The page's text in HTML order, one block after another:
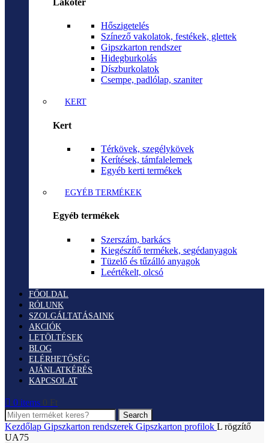
Lakótér
Hőszigetelés
Színező vakolatok, festékek, glettek
Gipszkarton rendszer
Hidegburkolás
Díszburkolatok
Csempe, padlólap, szaniter
KERT
Kert
Térkövek, szegélykövek
Kerítések, támfalelemek
Egyéb kerti termékek
EGYÉB TERMÉKEK
Egyéb termékek
Szerszám, barkács
Kiegészítő termékek, segédanyagok
Tüzelő és tűzálló anyagok
Leértékelt, olcsó
FŐOLDAL
RÓLUNK
SZOLGÁLTATÁSAINK
AKCIÓK
LETÖLTÉSEK
BLOG
ELÉRHETŐSÉG
AJÁNLATKÉRÉS
KAPCSOLAT
0 items 0 Ft
Search
Kezdőlap Gipszkarton rendszerek Gipszkarton profilok L rögzítő
UA75